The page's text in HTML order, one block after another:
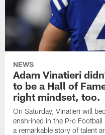
NEWS
Adam Vinatieri
to be a Hall of
right mindset, too.
On Saturday, Vinatieri will
enshrined in the Pro
a remarkable story of talent